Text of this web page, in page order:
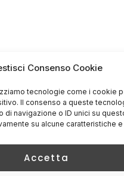
Consenso Cookie
tecnologie come i cookie
Il consenso a queste
navigazione o ID unici su
su alcune caratteristiche
Accetta